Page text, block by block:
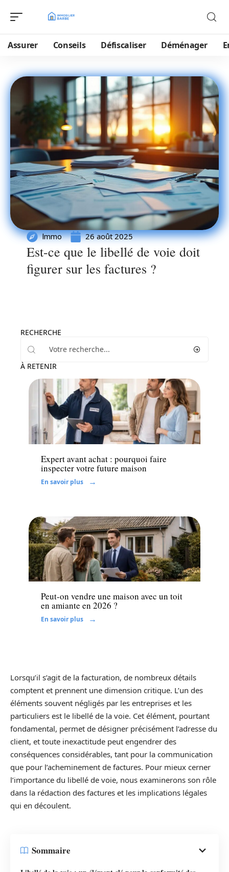
Assurer Conseils Défiscaliser Déménager
Immo 26 août 2025
Est-ce que le libellé de voie doit
figurer sur les factures ?
RECHERCHE
À RETENIR
Immo
Expert avant achat : pourquoi faire
inspecter votre future maison
En savoir plus
Immo
Peut-on vendre une maison avec un toit
en amiante en 2026 ?
En savoir plus
Lorsqu’il s’agit de la facturation, de nombreux détails
comptent et prennent une dimension critique. L’un des
éléments souvent négligés par les entreprises et les
particuliers est le libellé de la voie. Cet élément, pourtant
fondamental, permet de désigner précisément l’adresse du
client, et toute inexactitude peut engendrer des
conséquences considérables, tant pour la communication
que pour l’acheminement de factures. Pour mieux cerner
l’importance du libellé de voie, nous examinerons son rôle
dans la rédaction des factures et les implications légales
qui en découlent.
Sommaire